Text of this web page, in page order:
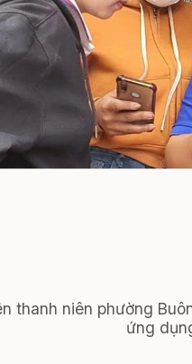
thanh niên phường
ứng